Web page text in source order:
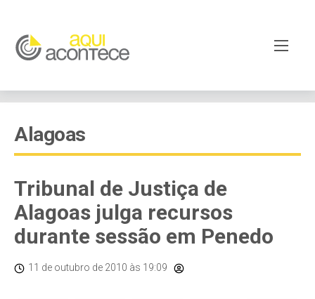
Alagoas
Tribunal de Justiça de
Alagoas julga recursos
durante sessão em Penedo
11 de outubro de 2010 às 19:09